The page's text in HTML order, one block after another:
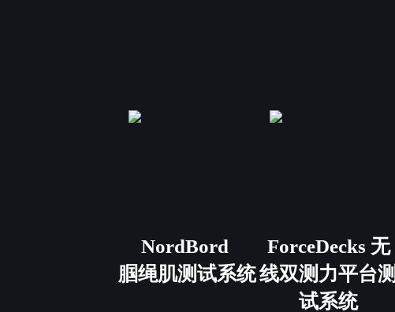
ForceDecks 无
线双测力平台测
试系统
NordBord
腘绳肌测试系统